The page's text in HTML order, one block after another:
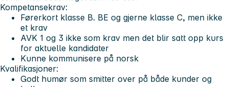
Kompetansekrav:
Førerkort klasse B. BE og gjerne klasse C, men ikke
et krav
AVK 1 og 3 ikke som krav men det blir satt opp kurs
for aktuelle kandidater
Kunne kommunisere på norsk
Kvalifikasjoner:
Godt humør som smitter over på både kunder og